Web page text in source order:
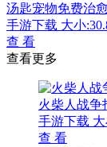
汤匙宠物免费治
手游下载 大小
查 看
查看更多
火柴人战争
手游下载
查 看